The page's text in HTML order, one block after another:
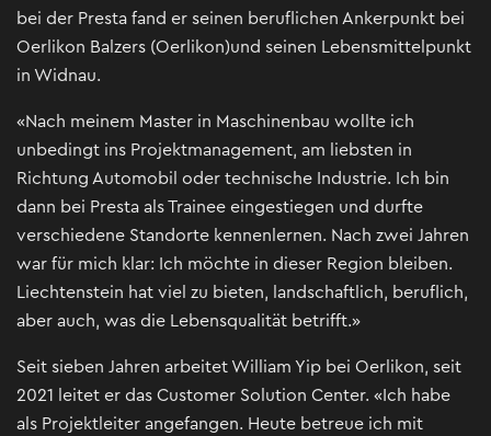
bei der Presta fand er seinen beruflichen Ankerpunkt bei
Oerlikon Balzers (Oerlikon)und seinen Lebensmittelpunkt
in Widnau.
«Nach meinem Master in Maschinenbau wollte ich
unbedingt ins Projektmanagement, am liebsten in
Richtung Automobil oder technische Industrie. Ich bin
dann bei Presta als Trainee eingestiegen und durfte
verschiedene Standorte kennenlernen. Nach zwei Jahren
war für mich klar: Ich möchte in dieser Region bleiben.
Liechtenstein hat viel zu bieten, landschaftlich, beruflich,
aber auch, was die Lebensqualität betrifft.»
Seit sieben Jahren arbeitet William Yip bei Oerlikon, seit
2021 leitet er das Customer Solution Center. «Ich habe
als Projektleiter angefangen. Heute betreue ich mit